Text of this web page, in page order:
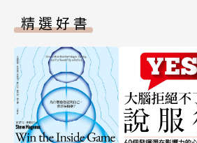
精選好書